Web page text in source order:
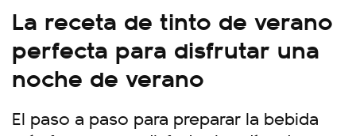
La receta de tinto de verano
perfecta para disfrutar una
noche de verano
El paso a paso para preparar la bebida